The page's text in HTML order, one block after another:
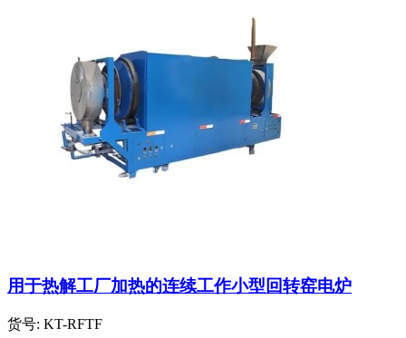
用于热解工厂加热的连续工作小型回转窑电炉
货号: KT-RFTF